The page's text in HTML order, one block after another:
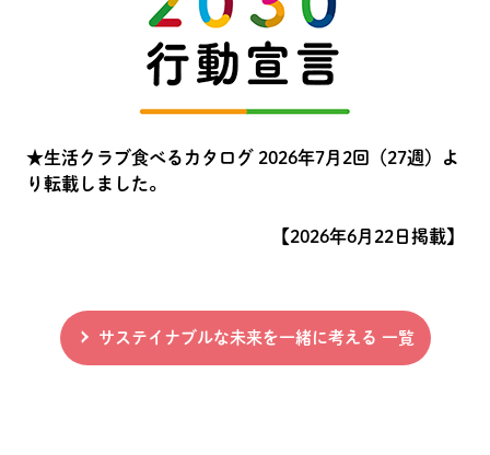
★生活クラブ食べるカタログ 2026年7月2回（27週）よ
り転載しました。
【2026年6月22日掲載】
サステイナブルな未来を一緒に考える 一覧